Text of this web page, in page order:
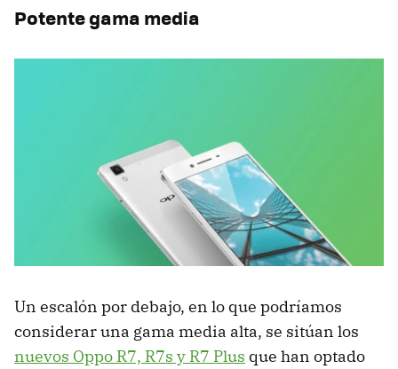
Potente gama media
Un escalón por debajo, en lo que podríamos
considerar una gama media alta, se sitúan los
nuevos Oppo R7, R7s y R7 Plus que han optado